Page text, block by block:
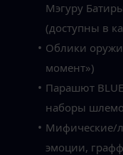
Мэгуру
(доступны в
Облики
момент»)
Парашют
наборы
Мифические/
эмоции,